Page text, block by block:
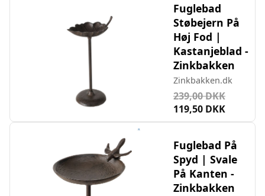
Fuglebad
Støbejern På
Høj Fod |
Kastanjeblad -
Zinkbakken
Zinkbakken.dk
239,00 DKK
119,50 DKK
Fuglebad På
Spyd | Svale
På Kanten -
Zinkbakken